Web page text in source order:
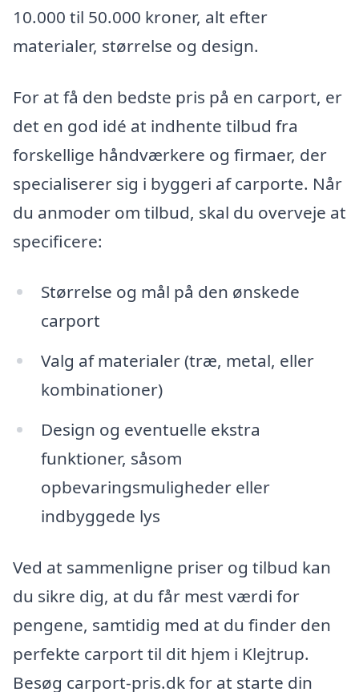
10.000 til 50.000 kroner, alt efter
materialer, størrelse og design.
For at få den bedste pris på en carport, er
det en god idé at indhente tilbud fra
forskellige håndværkere og firmaer, der
specialiserer sig i byggeri af carporte. Når
du anmoder om tilbud, skal du overveje at
specificere:
Størrelse og mål på den ønskede
carport
Valg af materialer (træ, metal, eller
kombinationer)
Design og eventuelle ekstra
funktioner, såsom
opbevaringsmuligheder eller
indbyggede lys
Ved at sammenligne priser og tilbud kan
du sikre dig, at du får mest værdi for
pengene, samtidig med at du finder den
perfekte carport til dit hjem i Klejtrup.
Besøg carport-pris.dk for at starte din